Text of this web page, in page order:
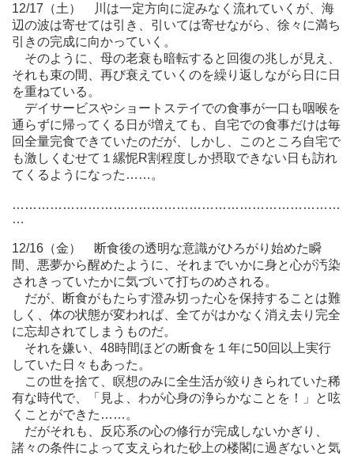
12/17（土） 川は一定方向に淀みなく流れていくが、海
辺の波は寄せては引き、引いては寄せながら、徐々に満ち
引きの完成に向かっていく。
そのように、母の老衰も暗転すると回復の兆しが見え、
それも束の間、再び衰えていくのを繰り返しながら日に日
を重ねている。
デイサービスやショートステイでの食事が一口も咽喉を
通らずに帰ってくる日が増えても、自宅での食事だけは毎
回全量完食できていたのだが、しかし、このところ自宅で
も激しくむせて１縲怩R割程度しか摂取できない日も訪れ
てくるようになった……。
……………………………………………………………………
…
12/16（金） 断食後の透明な意識がひろがり始めた瞬
間、悪夢から醒めたように、それまでいかに身と心が汚染
されきっていたかに気づいて打ちのめされる。
だが、断食がもたらす澄み切った心を保持することは難
しく、体の状態が変われば、全てがはかなく消え去り完全
に忘却されてしまうものだ。
それを嫌い、48時間ほどの断食を１年に50回以上実行
していた日々もあった。
この世を捨て、瞑想のみに全生活が絞りきられていた稀
有な時代で、「見よ、わが心身の浄らかなことを！」と呟
くことができた……。
だがそれも、反応系の心の修行が完成しないかぎり、
諸々の条件によって支えられた砂上の楼閣に過ぎないと気